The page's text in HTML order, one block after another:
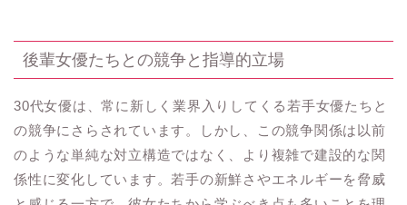
後輩女優たちとの競争と指導的立場
30代女優は、常に新しく業界入りしてくる若手女優たちと
の競争にさらされています。しかし、この競争関係は以前
のような単純な対立構造ではなく、より複雑で建設的な関
係性に変化しています。若手の新鮮さやエネルギーを脅威